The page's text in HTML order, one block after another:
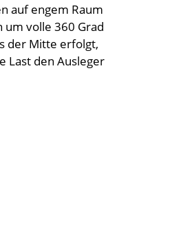
auf engem Raum
um volle 360 Grad
der Mitte erfolgt,
Last den Ausleger